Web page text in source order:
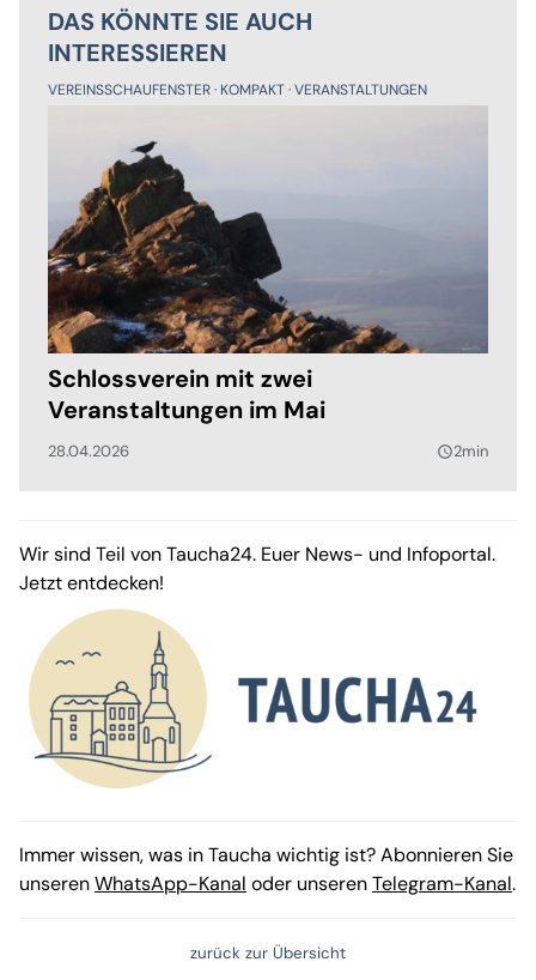
DAS KÖNNTE SIE AUCH
INTERESSIEREN
VEREINSSCHAUFENSTER KOMPAKT VERANSTALTUNGEN
Schlossverein mit zwei
Veranstaltungen im Mai
28.04.2026 query_builder2min
Wir sind Teil von Taucha24. Euer News- und Infoportal.
Jetzt entdecken!
Immer wissen, was in Taucha wichtig ist? Abonnieren Sie
unserenWhatsApp-Kanal oder unserenTelegram-Kanal.
zurück zur Übersicht